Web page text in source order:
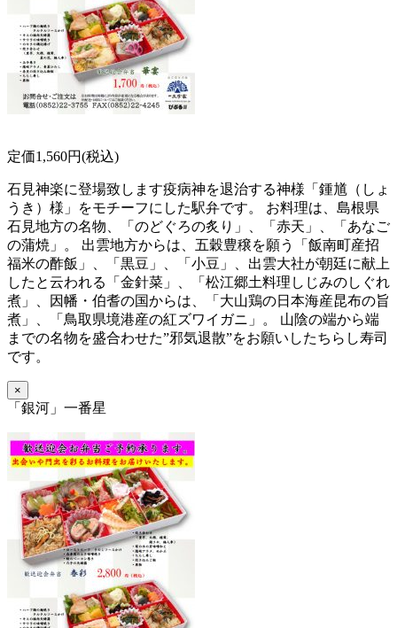
定価1,560円(税込)
石見神楽に登場致します疫病神を退治する神様「鍾馗（しょ
うき）様」をモチーフにした駅弁です。 お料理は、島根県
石見地方の名物、「のどぐろの炙り」、「赤天」、「あなご
の蒲焼」。 出雲地方からは、五穀豊穣を願う「飯南町産招
福米の酢飯」、「黒豆」、「小豆」、出雲大社が朝廷に献上
したと云われる「金針菜」、「松江郷土料理しじみのしぐれ
煮」、因幡・伯耆の国からは、「大山鶏の日本海産昆布の旨
煮」、「鳥取県境港産の紅ズワイガニ」。 山陰の端から端
までの名物を盛合わせた”邪気退散”をお願いしたちらし寿司
です。
×
「銀河」一番星